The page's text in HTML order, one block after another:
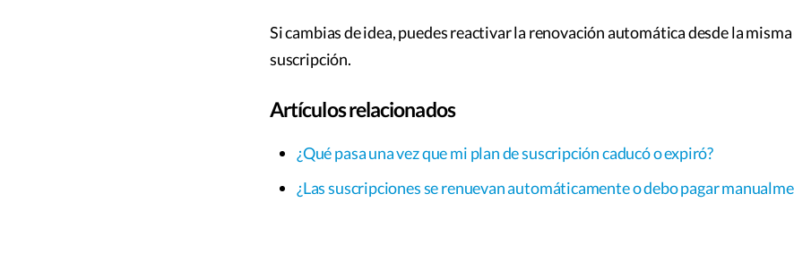
Si cambias de idea, puedes reactivar la renovación automática desde la
suscripción.
Artículos relacionados
¿Qué pasa una vez que mi plan de suscripción caducó o expiró?
¿Las suscripciones se renuevan automáticamente o debo pagar